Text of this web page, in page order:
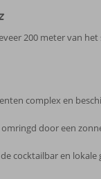
200 meter van
complex en
door een
cocktailbar en